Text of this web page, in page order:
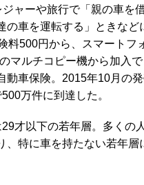
ャーや旅行で「親の車を
の車を運転する」ときなど
料500円から、スマートフ
マルチコピー機から加入で
動車保険。2015年10月の
万件に到達した。
才以下の若年層。多くの
、特に車を持たない若年層